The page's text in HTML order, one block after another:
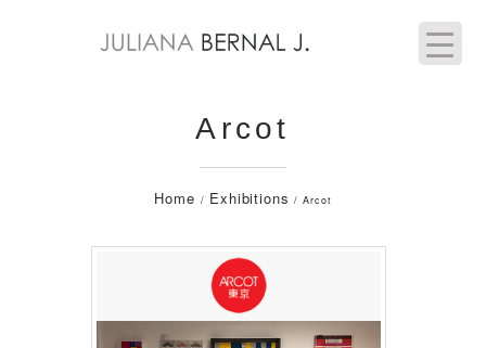
Arcot
Home / Exhibitions / Arcot